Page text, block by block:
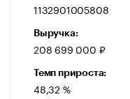
1132901005808
Выручка:
208 699 000 ₽
Темп прироста:
48,32 %